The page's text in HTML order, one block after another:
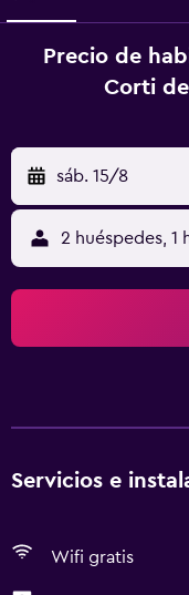
Precio de
Corti
sáb. 15/8
2 huéspedes, 1
Servicios e
Wifi gratis